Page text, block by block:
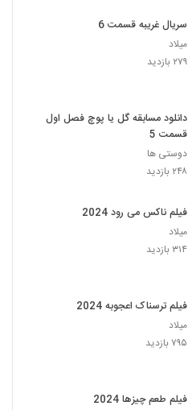
سریال غریبه قسمت 6
میلاد
۲۷۹ بازدید
دانلود مسابقه گل یا پوچ فصل اول
قسمت 5
دوستی ها
۲۴۸ بازدید
فیلم ناکس می رود 2024
میلاد
۳۱۴ بازدید
فیلم ترسناک اعجوبه 2024
میلاد
۷۹۵ بازدید
فیلم طعم چیزها 2024